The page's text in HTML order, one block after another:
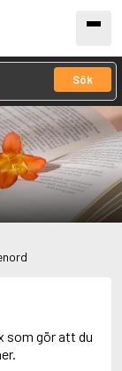
Sök
som gör att du